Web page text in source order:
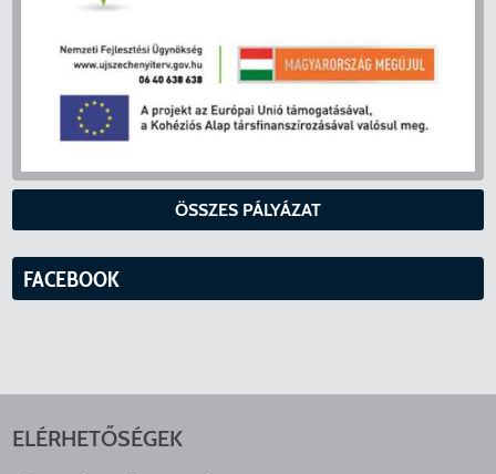
ÖSSZES PÁLYÁZAT
FACEBOOK
ELÉRHETŐSÉGEK